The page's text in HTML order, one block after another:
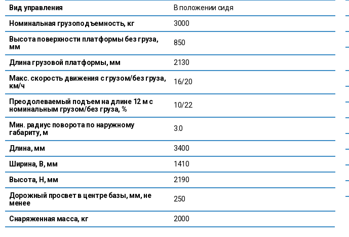
Вид управления
В положении сидя
Номинальная грузоподъемность, кг
3000
Высота поверхности платформы без груза,
мм
850
Длина грузовой платформы, мм
2130
Макс. скорость движения с грузом/без груза,
км/ч
16/20
Преодолеваемый подъем на длине 12 м с
номинальным грузом/без груза, %
10/22
Мин. радиус поворота по наружному
габариту, м
3.0
Длина, мм
3400
Ширина, В, мм
1410
Высота, Н, мм
2190
Дорожный просвет в центре базы, мм, не
менее
250
Снаряженная масса, кг 2000